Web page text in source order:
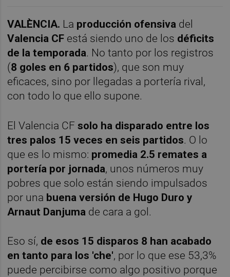
VALÈNCIA. La producción ofensiva del
Valencia CF está siendo uno de los déficits
de la temporada. No tanto por los registros
(8 goles en 6 partidos), que son muy
eficaces, sino por llegadas a portería rival,
con todo lo que ello supone.
El Valencia CFsolo ha disparado entre los
tres palos 15 veces en seis partidos. O lo
que es lo mismo: promedia 2.5 remates a
portería por jornada, unos números muy
pobres que solo están siendo impulsados
por una buena versión de Hugo Duro y
Arnaut Danjuma de cara a gol.
Eso sí, de esos 15 disparos 8 han acabado
en tanto para los 'che', por lo que ese 53,3%
puede percibirse como algo positivo porque